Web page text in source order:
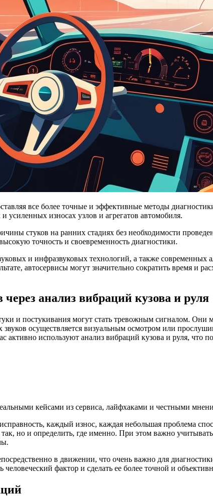
все более точные и эффективные методы
усиленных износах узлов и агрегатов автомобиля.
стуков на ранних стадиях без необходимости
точность и своевременность диагностики.
и инфразвуковых технологий, а также современных
автосервисы могут значительно сократить время и
анализ вибраций кузова и руля
и постукивания могут стать тревожным сигналом. Они
осуществляется визуальным осмотром или
используют анализ вибраций кузова и руля, что
кейсами из сервиса, лайфхаками и честными
каждый износ, каждая небольшая проблема
но и определить, где именно. При этом важно
в движении, что очень важно для
фактор и сделать ее более точной и